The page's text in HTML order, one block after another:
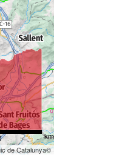
km
de Catalunya©